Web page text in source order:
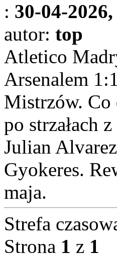
: 30-04-
autor: top
Atletico
Arsenalem
Mistrzów. Co
po strzałach
Julian
Gyokeres.
maja.
Strefa
Strona 1 z 1